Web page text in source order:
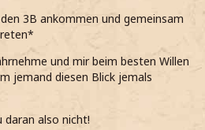
3B ankommen und gemeinsam
und mir beim besten Willen
jemand diesen Blick jemals
daran also nicht!